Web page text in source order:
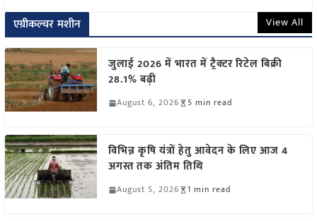
एग्रीकल्चर मशीन View All
जुलाई 2026 में भारत में ट्रैक्टर रिटेल बिक्री
28.1% बढ़ी
August 6, 2026 5 min read
विभिन्न कृषि यंत्रों हेतु आवेदन के लिए आज 4
अगस्त तक अंतिम तिथि
August 5, 2026 1 min read